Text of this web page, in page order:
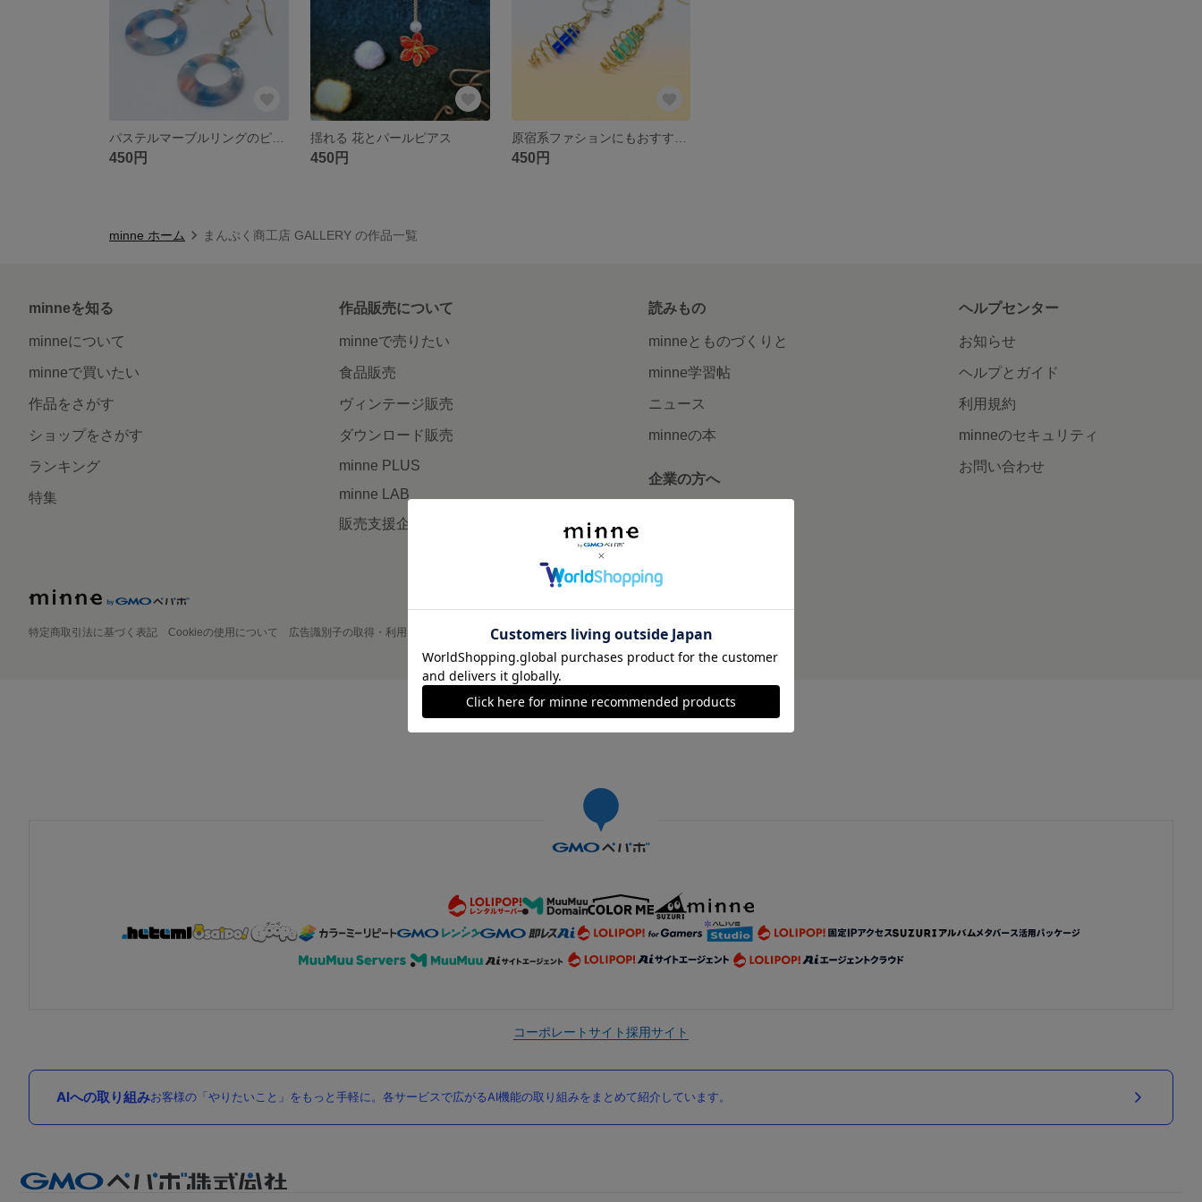
450円
揺れる 花とパールピアス
450円 450円
minne ホーム まんぷく商工店 GALLERY の作品一覧
minneを知る
minneについて
minneで買いたい
作品をさがす
ショップをさがす
ランキング
特集
作品販売について
minneで売りたい
食品販売
ヴィンテージ販売
ダウンロード販売
minne PLUS
minne LAB
販売支援企画・イベント
読みもの
minneとものづくりと
minne学習帖
ニュース
minneの本
企業の方へ
ヘルプセンター
お知らせ
ヘルプとガイド
利用規約
minneのセキュリティ
お問い合わせ
特定商取引法に基づく表記 Cookieの使用について 広告識別子の取得・利用 プライバシーポリシー 会社概要 採用情報 メディアキット
©GMO Pepabo, Inc. All rights reserved.
コーポレートサイト採用サイト
AIへの取り組みお客様の「やりたいこと」をもっと手軽に。各サービスで広がるAI機能の取り組みをまとめて紹介しています。